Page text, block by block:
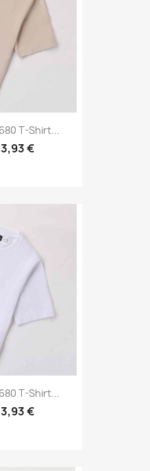
T-Shirt...
€
T-Shirt...
€